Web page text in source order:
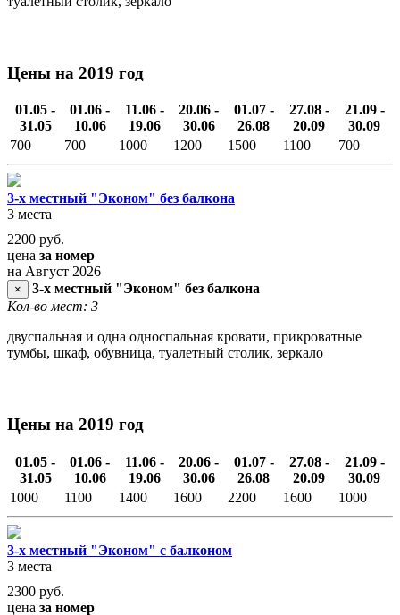
Цены на 2019 год
01.05 -
31.05
01.06 -
10.06
11.06 -
19.06
20.06 -
30.06
01.07 -
26.08
27.08 -
20.09
21.09 -
30.09
700
700 1000 1200 1500 1100 700
3-х местный "Эконом" без балкона
3 места
2200 руб.
цена за номер
на Август 2026
×
3-х местный "Эконом" без балкона
Кол-во мест: 3
двуспальная и одна односпальная кровати, прикроватные
тумбы, шкаф, обувница, туалетный столик, зеркало
Цены на 2019 год
01.05 -
31.05
01.06 -
10.06
11.06 -
19.06
20.06 -
30.06
01.07 -
26.08
27.08 -
20.09
21.09 -
30.09
1000
1100 1400 1600 2200 1600 1000
3-х местный "Эконом" с балконом
3 места
2300 руб.
цена за номер